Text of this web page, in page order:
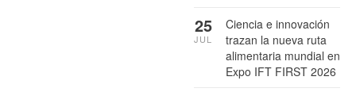
Ciencia e innovación
trazan la nueva ruta
alimentaria mundial en
Expo IFT FIRST 2026
25
JUL